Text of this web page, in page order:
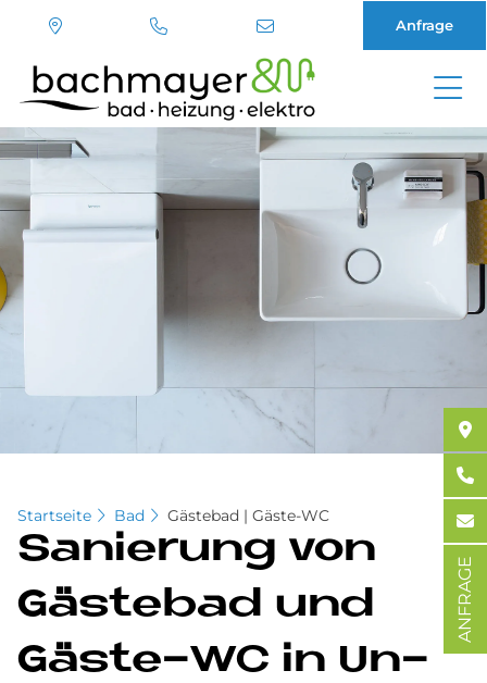
Direkt
zum
Inhalt
Anfrage
Startseite Bad Gästebad | Gäste-WC
Sa­nie­rung von
Gä­ste­bad und
Gä­ste-WC in Un­
ANFRAGE